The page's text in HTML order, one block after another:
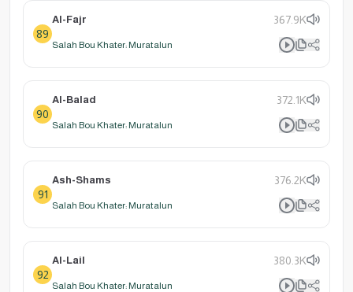
89
Al-Fajr 367.9K
Salah Bou Khater: Muratalun
90
Al-Balad 372.1K
Salah Bou Khater: Muratalun
91
Ash-Shams 376.2K
Salah Bou Khater: Muratalun
92
Al-Lail 380.3K
Salah Bou Khater: Muratalun